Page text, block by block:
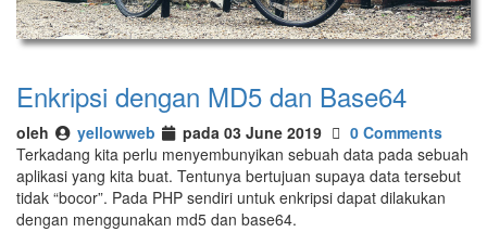
Enkripsi dengan MD5 dan Base64
oleh yellowweb pada 03 June 2019
0 Comments
Terkadang kita perlu menyembunyikan sebuah data pada sebuah
aplikasi yang kita buat. Tentunya bertujuan supaya data tersebut
tidak “bocor”. Pada PHP sendiri untuk enkripsi dapat dilakukan
dengan menggunakan md5 dan base64.